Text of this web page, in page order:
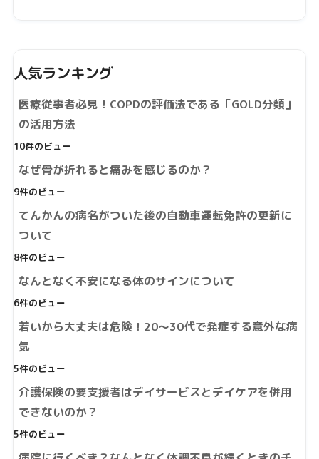
人気ランキング
医療従事者必見！COPDの評価法である「GOLD分類」
の活用方法
10件のビュー
なぜ骨が折れると痛みを感じるのか？
9件のビュー
てんかんの病名がついた後の自動車運転免許の更新に
ついて
8件のビュー
なんとなく不安になる体のサインについて
6件のビュー
若いから大丈夫は危険！20～30代で発症する意外な病
気
5件のビュー
介護保険の要支援者はデイサービスとデイケアを併用
できないのか？
5件のビュー